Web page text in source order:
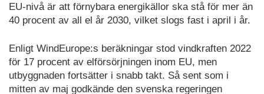
EU-nivå är att förnybara energikällor ska stå för mer än
40 procent av all el år 2030, vilket slogs fast i april i år.
Enligt WindEurope:s beräkningar stod vindkraften 2022
för 17 procent av elförsörjningen inom EU, men
utbyggnaden fortsätter i snabb takt. Så sent som i
mitten av maj godkände den svenska regeringen